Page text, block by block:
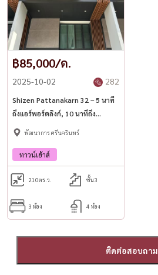
฿85,000/ด.
2025-10-02 282
Shizen Pattanakarn 32 – 5 นาที
ถึงแอร์พอร์ตลิงก์, 10 นาทีถึง
ทองหล่อ, ใกล้ BTS อ่อนนุช
พัฒนาการ ศรีนครินทร์
ทาวน์เฮ้าส์
210ตร.ว. ชั้น3
3 ห้อง 4 ห้อง
ติดต่อสอบถาม